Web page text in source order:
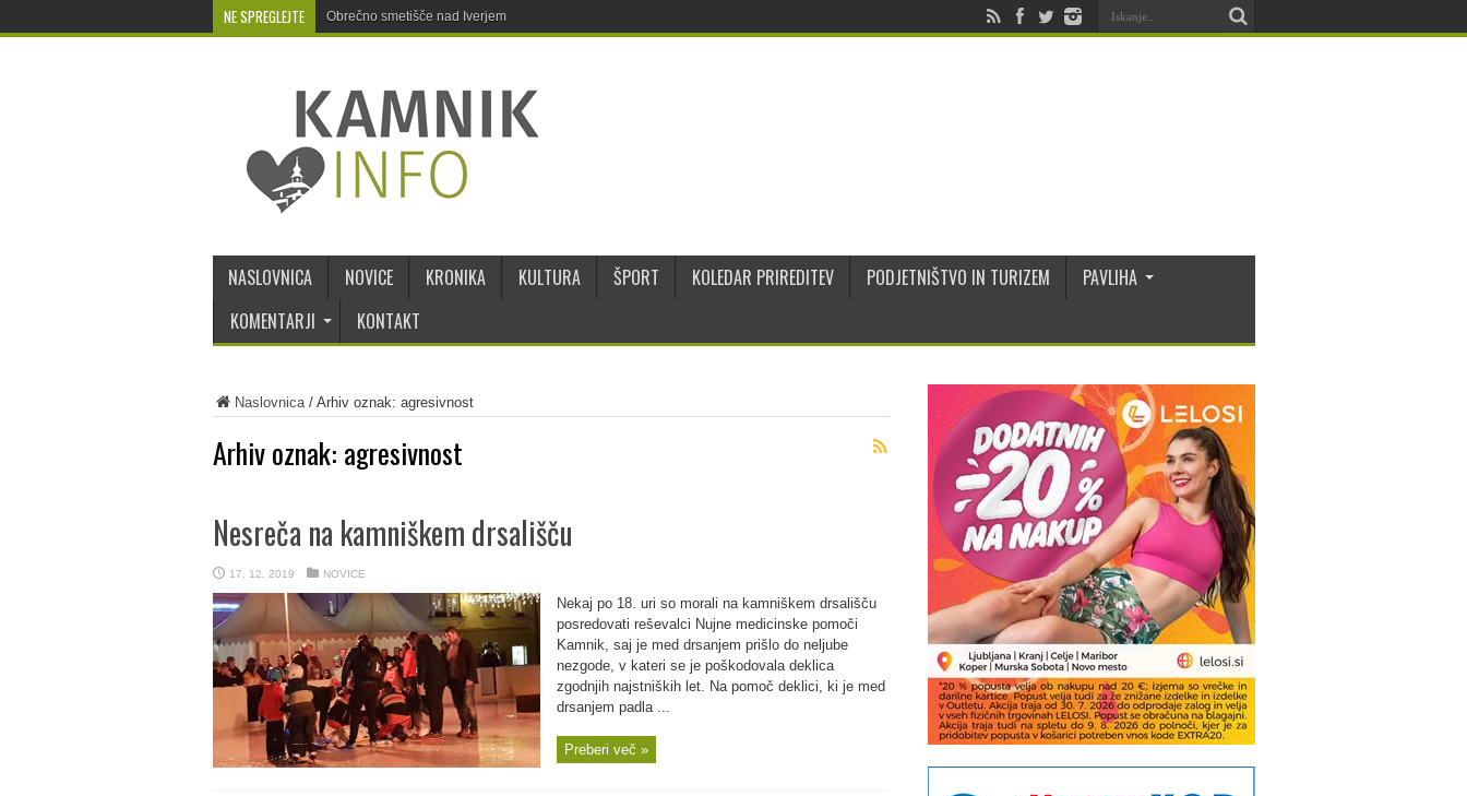
NE SPREGLEJTE Obrečno smetišče nad Iverjem
NASLOVNICA NOVICE KRONIKA KULTURA ŠPORT KOLEDAR PRIREDITEV PODJETNIŠTVO IN TURIZEM
PAVLIHA
KOMENTARJI
KONTAKT
Naslovnica/ Arhiv oznak: agresivnost
Arhiv oznak: agresivnost
Nesreča na kamniškem drsališču
17. 12. 2019 NOVICE
Nekaj po 18. uri so morali na kamniškem drsališču
posredovati reševalci Nujne medicinske pomoči
Kamnik, saj je med drsanjem prišlo do neljube
nezgode, v kateri se je poškodovala deklica
zgodnjih najstniških let. Na pomoč deklici, ki je med
drsanjem padla ...
Preberi več »